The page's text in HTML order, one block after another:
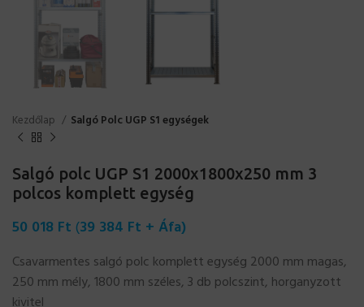
Kezdőlap Salgó Polc UGP S1 egységek
Salgó polc UGP S1 2000x1800x250 mm 3
polcos komplett egység
50 018 Ft (39 384 Ft + Áfa)
Csavarmentes salgó polc komplett egység 2000 mm magas,
250 mm mély, 1800 mm széles, 3 db polcszint, horganyzott